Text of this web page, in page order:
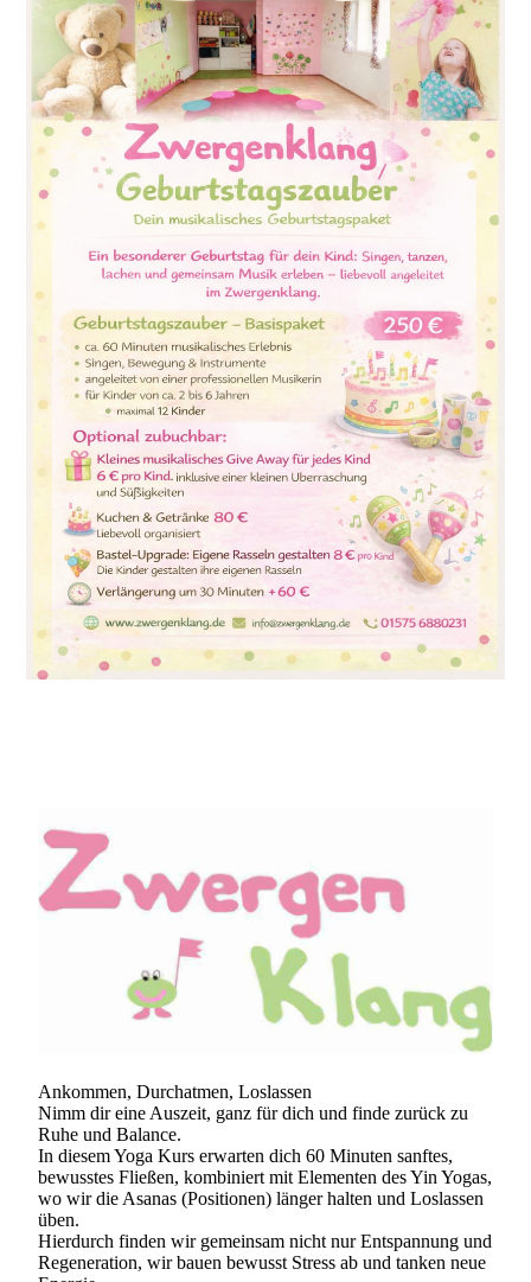
Ankommen, Durchatmen, Loslassen
Nimm dir eine Auszeit, ganz für dich und finde zurück zu
Ruhe und Balance.
In diesem Yoga Kurs erwarten dich 60 Minuten sanftes,
bewusstes Fließen, kombiniert mit Elementen des Yin Yogas,
wo wir die Asanas (Positionen) länger halten und Loslassen
üben.
Hierdurch finden wir gemeinsam nicht nur Entspannung und
Regeneration, wir bauen bewusst Stress ab und tanken neue